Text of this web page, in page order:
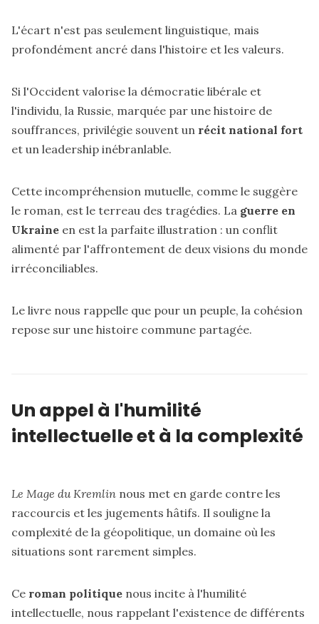
L'écart n'est pas seulement linguistique, mais
profondément ancré dans l'histoire et les valeurs.
Si l'Occident valorise la démocratie libérale et
l'individu, la Russie, marquée par une histoire de
souffrances, privilégie souvent un récit national fort
et un leadership inébranlable.
Cette incompréhension mutuelle, comme le suggère
le roman, est le terreau des tragédies. La guerre en
Ukraine en est la parfaite illustration : un conflit
alimenté par l'affrontement de deux visions du monde
irréconciliables.
Le livre nous rappelle que pour un peuple, la cohésion
repose sur une histoire commune partagée.
Un appel à l'humilité
intellectuelle et à la complexité
Le Mage du Kremlin nous met en garde contre les
raccourcis et les jugements hâtifs. Il souligne la
complexité de la géopolitique, un domaine où les
situations sont rarement simples.
Ce roman politique nous incite à l'humilité
intellectuelle, nous rappelant l'existence de différents